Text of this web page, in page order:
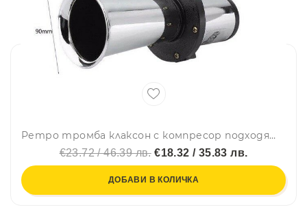
Ретро тромба клаксон с компресор подходящ за всички превозни средства на 12v 110dB
€23.72 / 46.39 лв.€18.32 / 35.83 лв.
ДОБАВИ В КОЛИЧКА